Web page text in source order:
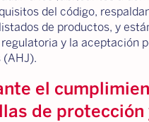
del código,
de productos, y
y la aceptación
(AHJ).
el
de protección